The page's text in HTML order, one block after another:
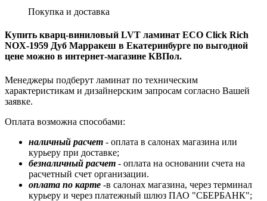
Покупка и доставка
Купить кварц-виниловый LVT ламинат ECO Click Rich
NOX-1959 Дуб Марракеш в Екатеринбурге по выгодной
цене можно в интернет-магазине КВПол.
Менеджеры подберут ламинат по техническим
характеристикам и дизайнерским запросам согласно Вашей
заявке.
Оплата возможна способами:
наличный расчет - оплата в салонах магазина или
курьеру при доставке;
безналичный расчет - оплата на основании счета на
расчетный счет организации.
оплата по карте -в салонах магазина, через терминал
курьеру и через платежный шлюз ПАО "СБЕРБАНК";